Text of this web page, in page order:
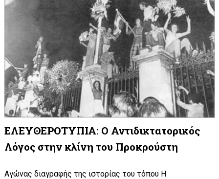
ΕΛΕΥΘΕΡΟΤΥΠΙΑ: Ο Αντιδικτατορικός
Λόγος στην κλίνη του Προκρούστη
Αγώνας διαγραφής της ιστορίας του τόπου Η